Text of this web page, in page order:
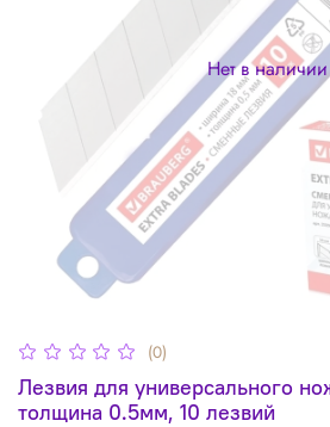
Нет в наличии
(0)
Лезвия для универсального
толщина 0.5мм, 10 лезвий